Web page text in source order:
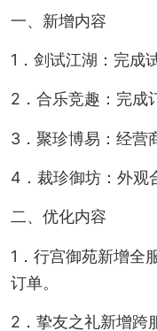
一、新增内容
1．剑试江湖：完成
2．合乐竞趣：完成
3．聚珍博易：经营
4．裁珍御坊：外观
二、优化内容
1．行宫御苑新增全
订单。
2．挚友之礼新增跨